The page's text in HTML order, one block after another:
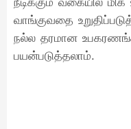
வாங்குவதை
நல்ல தரமான
பயன்படுத்தலாம்.